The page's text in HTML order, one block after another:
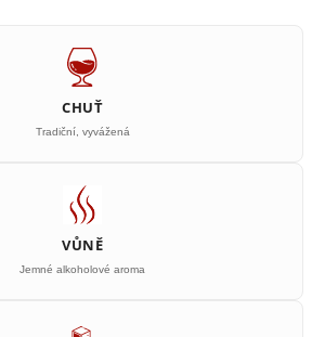
CHUŤ
Tradiční, vyvážená
VŮNĚ
Jemné alkoholové aroma